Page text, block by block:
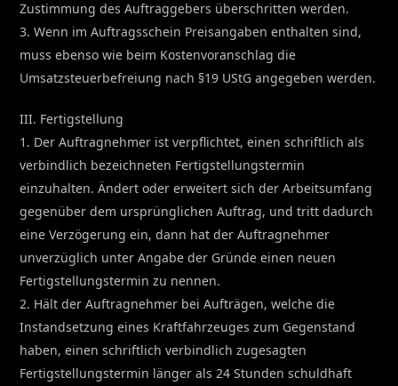
Zustimmung des Auftraggebers überschritten werden.
3. Wenn im Auftragsschein Preisangaben enthalten sind,
muss ebenso wie beim Kostenvoranschlag die
Umsatzsteuerbefreiung nach §19 UStG angegeben werden.
III. Fertigstellung
1. Der Auftragnehmer ist verpflichtet, einen schriftlich als
verbindlich bezeichneten Fertigstellungstermin
einzuhalten. Ändert oder erweitert sich der Arbeitsumfang
gegenüber dem ursprünglichen Auftrag, und tritt dadurch
eine Verzögerung ein, dann hat der Auftragnehmer
unverzüglich unter Angabe der Gründe einen neuen
Fertigstellungstermin zu nennen.
2. Hält der Auftragnehmer bei Aufträgen, welche die
Instandsetzung eines Kraftfahrzeuges zum Gegenstand
haben, einen schriftlich verbindlich zugesagten
Fertigstellungstermin länger als 24 Stunden schuldhaft